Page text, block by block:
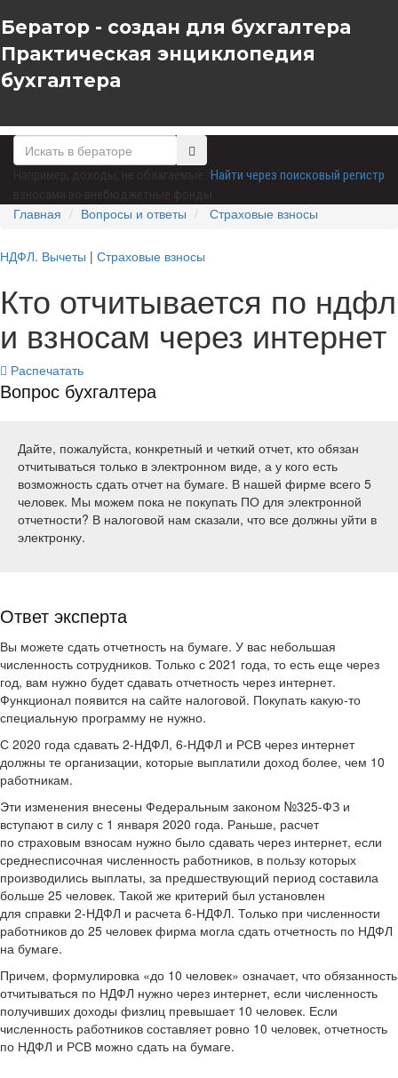
Бератор - создан для бухгалтера
Практическая энциклопедия
бухгалтера
Найти через поисковый регистр
Главная Вопросы и ответы Страховые взносы
НДФЛ. Вычеты | Страховые взносы
Кто отчитывается по ндфл
и взносам через интернет
Распечатать
Вопрос бухгалтера
Дайте, пожалуйста, конкретный и четкий отчет, кто обязан
отчитываться только в электронном виде, а у кого есть
возможность сдать отчет на бумаге. В нашей фирме всего 5
человек. Мы можем пока не покупать ПО для электронной
отчетности? В налоговой нам сказали, что все должны уйти в
электронку.
Ответ эксперта
Вы можете сдать отчетность на бумаге. У вас небольшая
численность сотрудников. Только с 2021 года, то есть еще через
год, вам нужно будет сдавать отчетность через интернет.
Функционал появится на сайте налоговой. Покупать какую-то
специальную программу не нужно.
С 2020 года сдавать 2-НДФЛ, 6-НДФЛ и РСВ через интернет
должны те организации, которые выплатили доход более, чем 10
работникам.
Эти изменения внесены Федеральным законом №325-ФЗ и
вступают в силу с 1 января 2020 года. Раньше, расчет
по страховым взносам нужно было сдавать через интернет, если
среднесписочная численность работников, в пользу которых
производились выплаты, за предшествующий период составила
больше 25 человек. Такой же критерий был установлен
для справки 2-НДФЛ и расчета 6-НДФЛ. Только при численности
работников до 25 человек фирма могла сдать отчетность по НДФЛ
на бумаге.
Причем, формулировка «до 10 человек» означает, что обязанность
отчитываться по НДФЛ нужно через интернет, если численность
получивших доходы физлиц превышает 10 человек. Если
численность работников составляет ровно 10 человек, отчетность
по НДФЛ и РСВ можно сдать на бумаге.